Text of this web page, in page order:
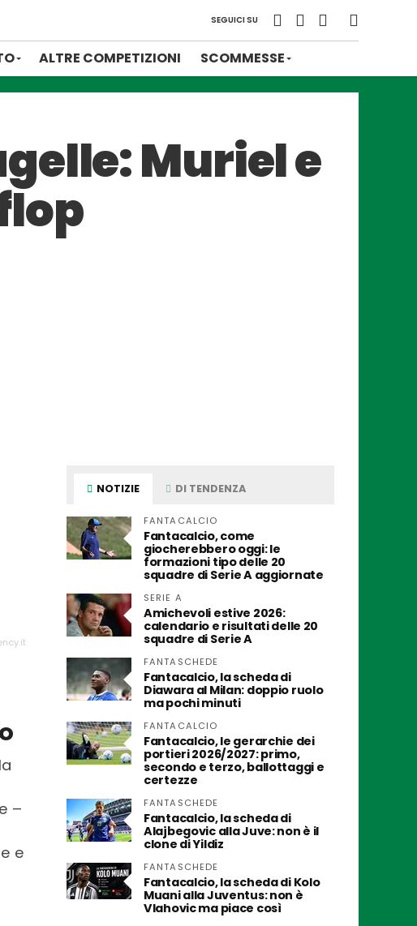
SEGUICI SU
ALTRE COMPETIZIONI SCOMMESSE
Muriel e
–
e
NOTIZIE DI TENDENZA
FANTACALCIO
Fantacalcio, come
giocherebbero oggi: le
formazioni tipo delle 20
squadre di Serie A aggiornate
SERIE A
Amichevoli estive 2026:
calendario e risultati delle 20
squadre di Serie A
FANTASCHEDE
Fantacalcio, la scheda di
Diawara al Milan: doppio ruolo
ma pochi minuti
FANTACALCIO
Fantacalcio, le gerarchie dei
portieri 2026/2027: primo,
secondo e terzo, ballottaggi e
certezze
FANTASCHEDE
Fantacalcio, la scheda di
Alajbegovic alla Juve: non è il
clone di Yildiz
FANTASCHEDE
Fantacalcio, la scheda di Kolo
Muani alla Juventus: non è
Vlahovic ma piace così